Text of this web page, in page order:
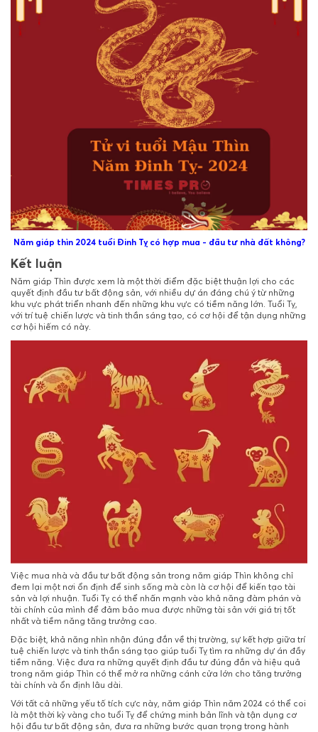
Năm giáp thìn 2024 tuổi Đinh Tỵ có hợp mua - đầu tư nhà đất không?
Kết luận
Năm giáp Thìn được xem là một thời điểm đặc biệt thuận lợi cho các
quyết định đầu tư bất động sản, với nhiều dự án đáng chú ý từ những
khu vực phát triển nhanh đến những khu vực có tiềm năng lớn. Tuổi Tỵ,
với trí tuệ chiến lược và tinh thần sáng tạo, có cơ hội để tận dụng những
cơ hội hiếm có này.
Việc mua nhà và đầu tư bất động sản trong năm giáp Thìn không chỉ
đem lại một nơi ổn định để sinh sống mà còn là cơ hội để kiến tạo tài
sản và lợi nhuận. Tuổi Tỵ có thể nhấn mạnh vào khả năng đàm phán và
tài chính của mình để đảm bảo mua được những tài sản với giá trị tốt
nhất và tiềm năng tăng trưởng cao.
Đặc biệt, khả năng nhìn nhận đúng đắn về thị trường, sự kết hợp giữa trí
tuệ chiến lược và tinh thần sáng tạo giúp tuổi Tỵ tìm ra những dự án đầy
tiềm năng. Việc đưa ra những quyết định đầu tư đúng đắn và hiệu quả
trong năm giáp Thìn có thể mở ra những cánh cửa lớn cho tăng trưởng
tài chính và ổn định lâu dài.
Với tất cả những yếu tố tích cực này, năm giáp Thìn năm 2024 có thể coi
là một thời kỳ vàng cho tuổi Tỵ để chứng minh bản lĩnh và tận dụng cơ
hội đầu tư bất động sản, đưa ra những bước quan trọng trong hành